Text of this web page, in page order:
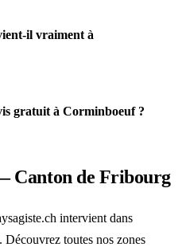
il vraiment à
gratuit à Corminboeuf ?
Canton de Fribourg
intervient dans
toutes nos zones